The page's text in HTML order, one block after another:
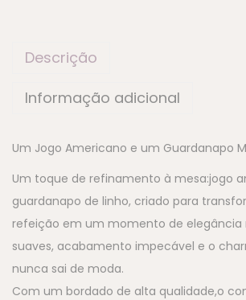
Descrição
Informação adicional
Um Jogo Americano e um Guardanapo
Um toque de refinamento à mesa:jogo
guardanapo de linho, criado para
refeição em um momento de elegância
suaves, acabamento impecável e o
nunca sai de moda.
Com um bordado de alta qualidade,o